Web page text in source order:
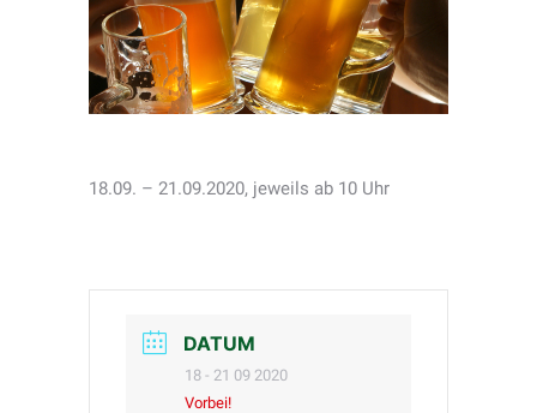
18.09. – 21.09.2020, jeweils ab 10 Uhr
DATUM
18 - 21 09 2020
Vorbei!